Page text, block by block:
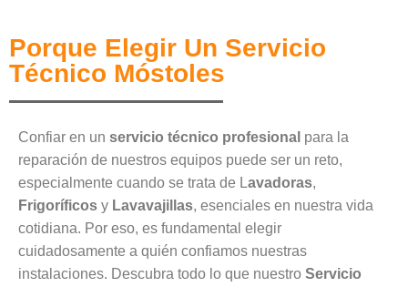
Porque Elegir Un Servicio
Técnico Móstoles
Confiar en un servicio técnico profesional para la
reparación de nuestros equipos puede ser un reto,
especialmente cuando se trata de Lavadoras,
Frigoríficos y Lavavajillas, esenciales en nuestra vida
cotidiana. Por eso, es fundamental elegir
cuidadosamente a quién confiamos nuestras
instalaciones. Descubra todo lo que nuestro Servicio